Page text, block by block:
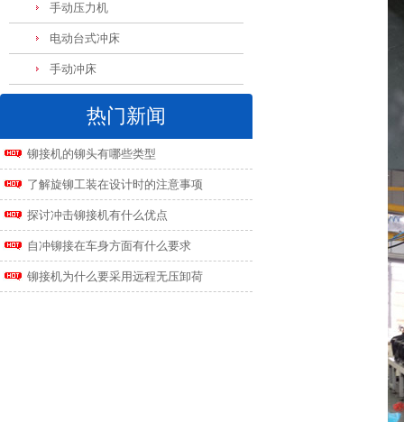
手动压力机
电动台式冲床
手动冲床
热门新闻
铆接机的铆头有哪些类型
了解旋铆工装在设计时的注意事项
探讨冲击铆接机有什么优点
自冲铆接在车身方面有什么要求
铆接机为什么要采用远程无压卸荷